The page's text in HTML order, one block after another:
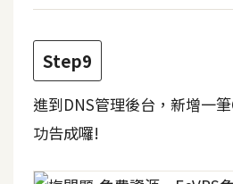
S
E
O
工
具
Step9
進到DNS管理後台，新增一
功告成囉!